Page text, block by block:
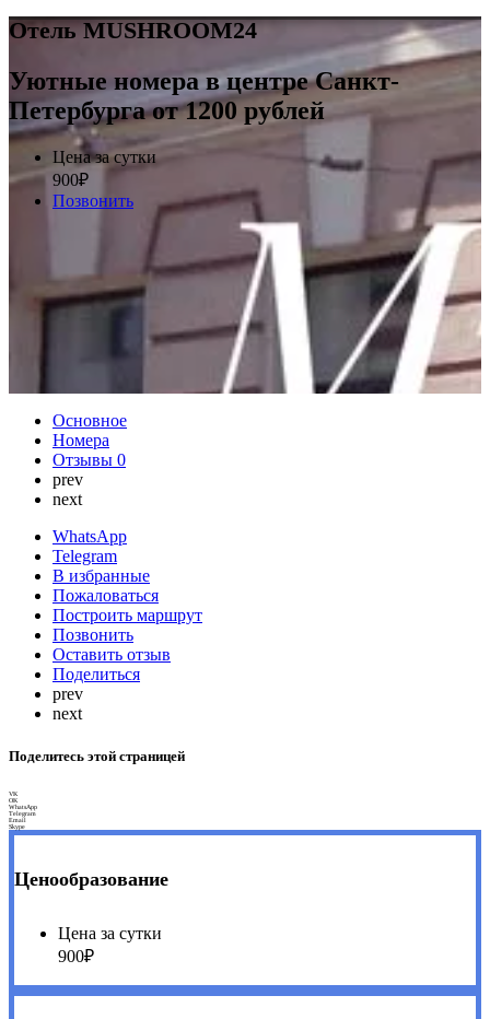
Отель МUSHROOM24
Уютные номера в центре Санкт-
Петербурга от 1200 рублей
Цена за сутки
900₽
Позвонить
Основное
Номера
Отзывы 0
prev
next
WhatsApp
Telegram
В избранные
Пожаловаться
Построить маршрут
Позвонить
Оставить отзыв
Поделиться
prev
next
Поделитесь этой страницей
VK
OK
WhatsApp
Telegram
Email
Skype
Ценообразование
Цена за сутки
900₽